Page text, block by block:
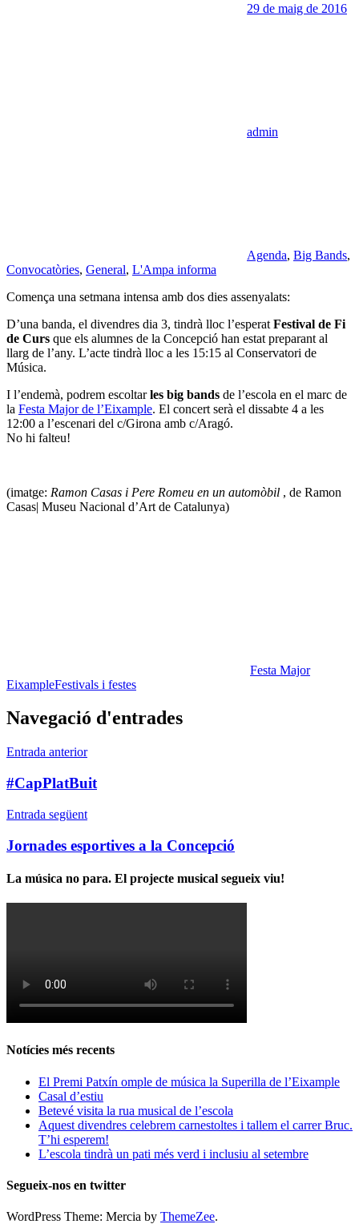
29 de maig de 2016
admin
Agenda, Big Bands,
Convocatòries, General, L'Ampa informa
Comença una setmana intensa amb dos dies assenyalats:
D’una banda, el divendres dia 3, tindrà lloc l’esperat Festival de Fi
de Curs que els alumnes de la Concepció han estat preparant al
llarg de l’any. L’acte tindrà lloc a les 15:15 al Conservatori de
Música.
I l’endemà, podrem escoltarles big bands de l’escola en el marc de
la Festa Major de l’Eixample. El concert serà el dissabte 4 a les
12:00 a l’escenari del c/Girona amb c/Aragó.
No hi falteu!
(imatge: Ramon Casas i Pere Romeu en un automòbil , de Ramon
Casas| Museu Nacional d’Art de Catalunya)
Festa Major
EixampleFestivals i festes
Navegació d'entrades
Entrada anterior
#CapPlatBuit
Entrada següent
Jornades esportives a la Concepció
La música no para. El projecte musical segueix viu!
Notícies més recents
El Premi Patxín omple de música la Superilla de l’Eixample
Casal d’estiu
Betevé visita la rua musical de l’escola
Aquest divendres celebrem carnestoltes i tallem el carrer Bruc.
T’hi esperem!
L’escola tindrà un pati més verd i inclusiu al setembre
Segueix-nos en twitter
WordPress Theme: Mercia by ThemeZee.